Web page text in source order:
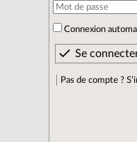
Connexion
Pas de compte ?